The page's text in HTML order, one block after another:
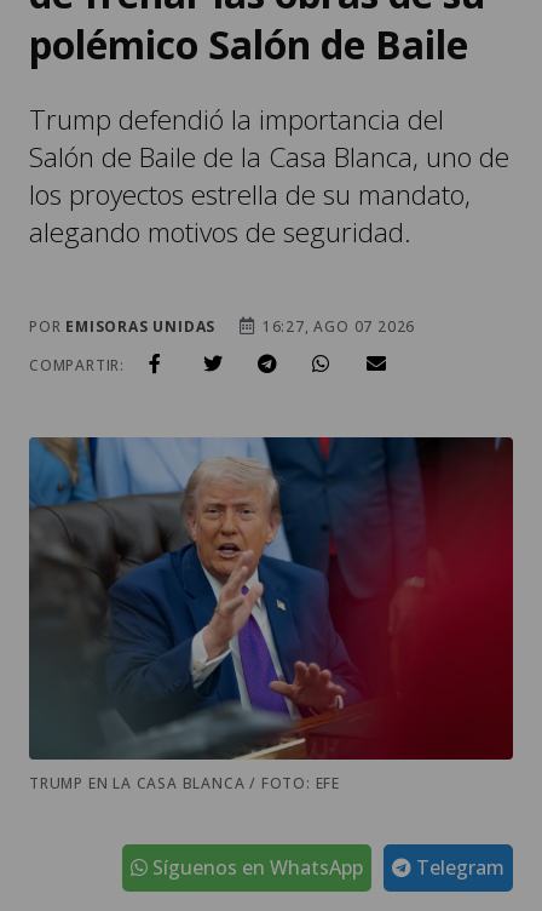
polémico Salón de Baile
Trump defendió la importancia del
Salón de Baile de la Casa Blanca, uno de
los proyectos estrella de su mandato,
alegando motivos de seguridad.
POR EMISORAS UNIDAS
16:27, AGO 07 2026
COMPARTIR:
TRUMP EN LA CASA BLANCA / FOTO: EFE
Telegram
Síguenos en WhatsApp